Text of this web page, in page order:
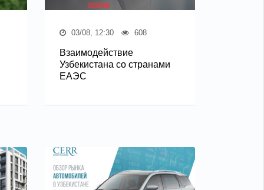
03/08, 12:30 608
Взаимодействие
Узбекистана со странами
ЕАЭС